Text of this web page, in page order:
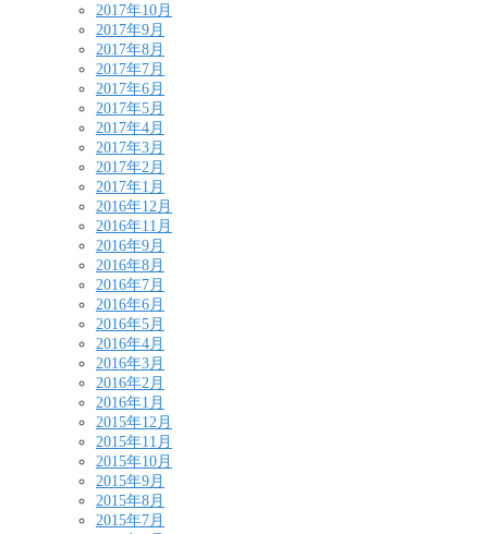
2017年10月
2017年9月
2017年8月
2017年7月
2017年6月
2017年5月
2017年4月
2017年3月
2017年2月
2017年1月
2016年12月
2016年11月
2016年9月
2016年8月
2016年7月
2016年6月
2016年5月
2016年4月
2016年3月
2016年2月
2016年1月
2015年12月
2015年11月
2015年10月
2015年9月
2015年8月
2015年7月